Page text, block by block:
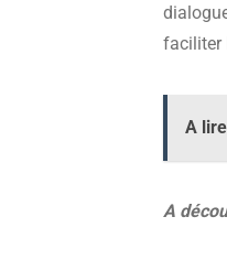
faciliter
A
A